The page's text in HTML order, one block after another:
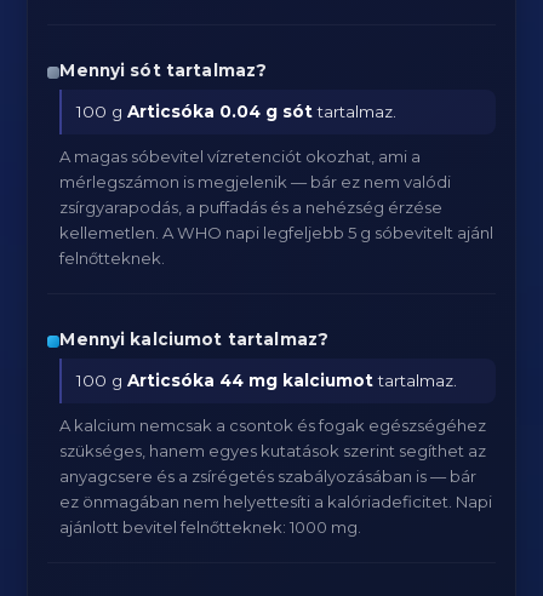
Mennyi sót tartalmaz?
100 gArticsóka 0.04 g sóttartalmaz.
A magas sóbevitel vízretenciót okozhat, ami a
mérlegszámon is megjelenik — bár ez nem valódi
zsírgyarapodás, a puffadás és a nehézség érzése
kellemetlen. A WHO napi legfeljebb 5 g sóbevitelt ajánl
felnőtteknek.
Mennyi kalciumot tartalmaz?
100 gArticsóka 44 mg kalciumottartalmaz.
A kalcium nemcsak a csontok és fogak egészségéhez
szükséges, hanem egyes kutatások szerint segíthet az
anyagcsere és a zsírégetés szabályozásában is — bár
ez önmagában nem helyettesíti a kalóriadeficitet. Napi
ajánlott bevitel felnőtteknek: 1000 mg.